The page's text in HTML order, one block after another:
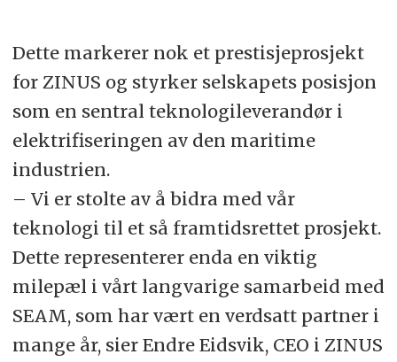
Dette markerer nok et prestisjeprosjekt
for ZINUS og styrker selskapets posisjon
som en sentral teknologileverandør i
elektrifiseringen av den maritime
industrien.
– Vi er stolte av å bidra med vår
teknologi til et så framtidsrettet prosjekt.
Dette representerer enda en viktig
milepæl i vårt langvarige samarbeid med
SEAM, som har vært en verdsatt partner i
mange år, sier Endre Eidsvik, CEO i ZINUS